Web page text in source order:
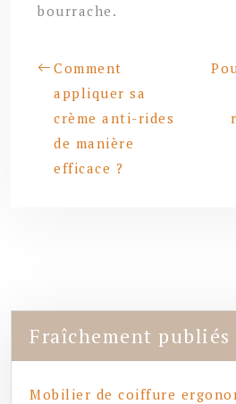
bourrache.
Comment
appliquer sa
crème anti-rides
de manière
efficace ?
Fraîchement publiés
Mobilier de coiffure